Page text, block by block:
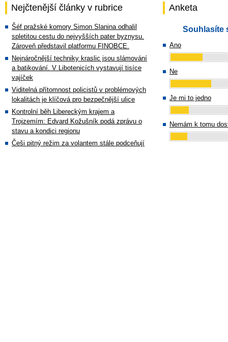
Nejčtenější články v rubrice
Šéf pražské komory Simon Slanina odhalil
spletitou cestu do nejvyšších pater byznysu.
Zároveň představil platformu FINOBCE.
Nejnáročnější techniky kraslic jsou slámování
a batikování. V Libotenicích vystavují tisíce
vajíček
Viditelná přítomnost policistů v problémových
lokalitách je klíčová pro bezpečnější ulice
Kontrolní běh Libereckým krajem a
Trojzemím: Edvard Kožušník podá zprávu o
stavu a kondici regionu
Češi pitný režim za volantem stále podceňují
Anketa
Souhlasíte
Ano
Ne
Je mi to jedno
Nemám k tomu